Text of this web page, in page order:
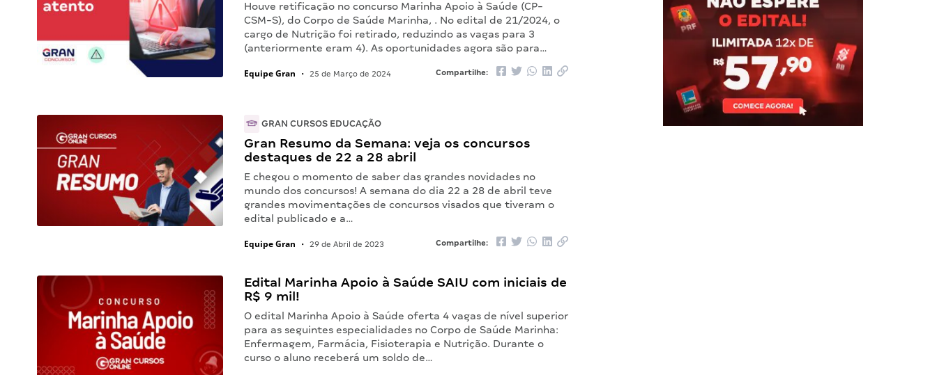
Houve retificação no concurso Marinha Apoio à Saúde (CP-
CSM-S), do Corpo de Saúde Marinha, . No edital de 21/2024, o
cargo de Nutrição foi retirado, reduzindo as vagas para 3
(anteriormente eram 4). As oportunidades agora são para…
Equipe Gran • 25 de Março de 2024 Compartilhe:
GRAN CURSOS EDUCAÇÃO
Gran Resumo da Semana: veja os concursos
destaques de 22 a 28 abril
E chegou o momento de saber das grandes novidades no
mundo dos concursos! A semana do dia 22 a 28 de abril teve
grandes movimentações de concursos visados que tiveram o
edital publicado e a…
Equipe Gran • 29 de Abril de 2023 Compartilhe:
Edital Marinha Apoio à Saúde SAIU com iniciais de
R$ 9 mil!
O edital Marinha Apoio à Saúde oferta 4 vagas de nível superior
para as seguintes especialidades no Corpo de Saúde Marinha:
Enfermagem, Farmácia, Fisioterapia e Nutrição. Durante o
curso o aluno receberá um soldo de…